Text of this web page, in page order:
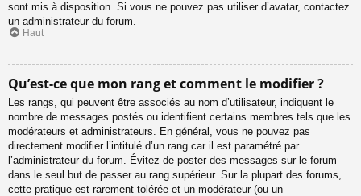
sont mis à disposition. Si vous ne pouvez pas utiliser d’avatar, contactez
un administrateur du forum.
Haut
Qu’est-ce que mon rang et comment le modifier ?
Les rangs, qui peuvent être associés au nom d’utilisateur, indiquent le
nombre de messages postés ou identifient certains membres tels que les
modérateurs et administrateurs. En général, vous ne pouvez pas
directement modifier l’intitulé d’un rang car il est paramétré par
l’administrateur du forum. Évitez de poster des messages sur le forum
dans le seul but de passer au rang supérieur. Sur la plupart des forums,
cette pratique est rarement tolérée et un modérateur (ou un